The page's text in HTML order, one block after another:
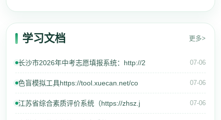
学习文档 更多>
长沙市2026年中考志愿填报系统：http://2 07-06
色盲模拟工具https://tool.xuecan.net/co 07-06
江苏省综合素质评价系统（https://zhsz.j 07-06